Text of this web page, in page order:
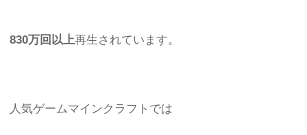
830万回以上再生されています。
人気ゲームマインクラフトでは